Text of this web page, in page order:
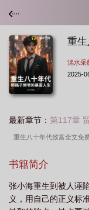
重
洺水采
2025-
最新章节： 第117章
重生八十年代致富全文免
的 重生到八十年代免费
生八十年代了 重生到八
生到八十年代陆晚 重生
书籍简介
张小海重生到被人诬
义，用自己的正义标